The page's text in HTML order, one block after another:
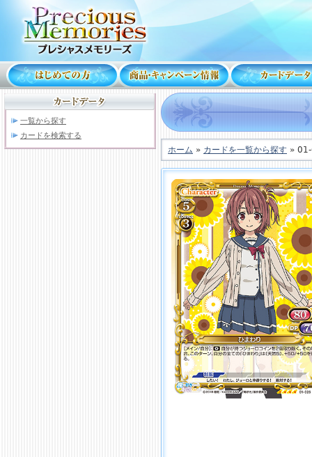
一覧から探す
カードを検索する
ホーム » カードを一覧から探す »